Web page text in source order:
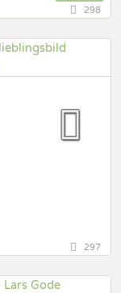
298
297